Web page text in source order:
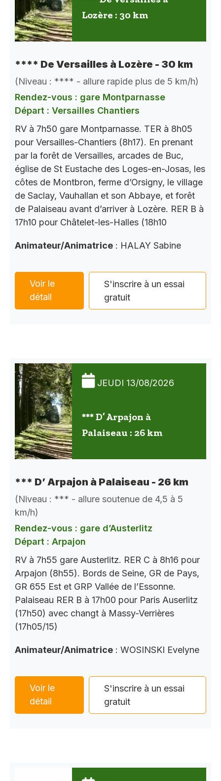
Lozère : 30 km
**** De Versailles à Lozère - 30 km
(Niveau : **** - allure rapide plus de 5 km/h)
Rendez-vous : gare Montparnasse
Départ : Versailles Chantiers
RV à 7h50 gare Montparnasse. TER à 8h05
pour Versailles-Chantiers (8h17). En prenant
par la forêt de Versailles, arcades de Buc,
église de St Eustache des Loges-en-Josas, les
côtes de Montbron, ferme d’Orsigny, le village
de Saclay, Vauhallan et son Abbaye, et forêt
de Palaiseau avant d’arriver à Lozère. RER B à
17h10 pour Châtelet-les-Halles (18h10
Animateur/Animatrice : HALAY Sabine
Voir le
détail
S'inscrire à un essai
gratuit
JEUDI 13/08/2026
*** D’ Arpajon à
Palaiseau : 26 km
*** D’ Arpajon à Palaiseau - 26 km
(Niveau : *** - allure soutenue de 4,5 à 5
km/h)
Rendez-vous : gare d’Austerlitz
Départ : Arpajon
RV à 7h55 gare Austerlitz. RER C à 8h16 pour
Arpajon (8h55). Bords de Seine, GR de Pays,
GR 655 Est et GRP Vallée de l’Essonne.
Palaiseau RER B à 17h00 pour Paris Auserlitz
(17h50) avec changt à Massy-Verrières
(17h05/15)
Animateur/Animatrice : WOSINSKI Evelyne
Voir le
détail
S'inscrire à un essai
gratuit